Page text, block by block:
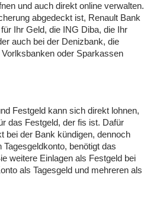
und auch direkt online verwalten.
abgedeckt ist, Renault Bank
Ihr Geld, die ING Diba, die Ihr
auch bei der Denizbank, die
oder Sparkassen
Festgeld kann sich direkt lohnen,
das Festgeld, der fis ist. Dafür
bei der Bank kündigen, dennoch
benötigt das
weitere Einlagen als Festgeld bei
als Tagesgeld und mehreren als